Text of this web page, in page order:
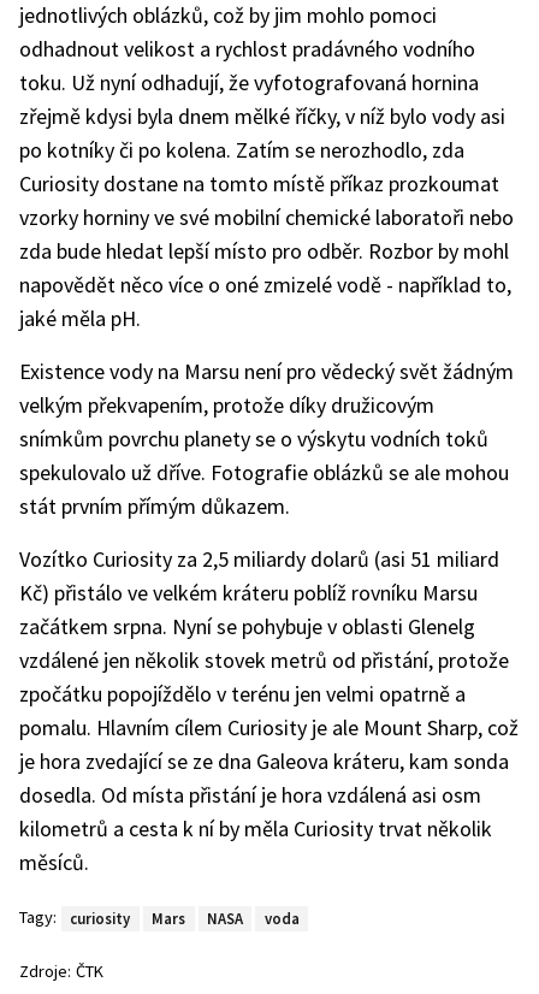
jednotlivých oblázků, což by jim mohlo pomoci
odhadnout velikost a rychlost pradávného vodního
toku. Už nyní odhadují, že vyfotografovaná hornina
zřejmě kdysi byla dnem mělké říčky, v níž bylo vody asi
po kotníky či po kolena. Zatím se nerozhodlo, zda
Curiosity dostane na tomto místě příkaz prozkoumat
vzorky horniny ve své mobilní chemické laboratoři nebo
zda bude hledat lepší místo pro odběr. Rozbor by mohl
napovědět něco více o oné zmizelé vodě - například to,
jaké měla pH.
Existence vody na Marsu není pro vědecký svět žádným
velkým překvapením, protože díky družicovým
snímkům povrchu planety se o výskytu vodních toků
spekulovalo už dříve. Fotografie oblázků se ale mohou
stát prvním přímým důkazem.
Vozítko Curiosity za 2,5 miliardy dolarů (asi 51 miliard
Kč) přistálo ve velkém kráteru poblíž rovníku Marsu
začátkem srpna. Nyní se pohybuje v oblasti Glenelg
vzdálené jen několik stovek metrů od přistání, protože
zpočátku popojíždělo v terénu jen velmi opatrně a
pomalu. Hlavním cílem Curiosity je ale Mount Sharp, což
je hora zvedající se ze dna Galeova kráteru, kam sonda
dosedla. Od místa přistání je hora vzdálená asi osm
kilometrů a cesta k ní by měla Curiosity trvat několik
měsíců.
Tagy: curiosity Mars NASA voda
Zdroje: ČTK